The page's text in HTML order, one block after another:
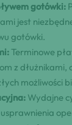
gotówki:
jest
gotówki.
Terminowe
z dłużnikami,
możliwości
Wydajne